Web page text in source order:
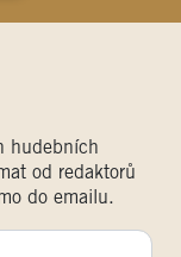
hudebních
od redaktorů
do emailu.